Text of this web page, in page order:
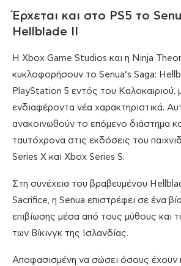
Έρχεται και στο PS5 το
Hellblade II
H Xbox Game Studios και η Ninja
κυκλοφορήσουν το Senua’s Saga:
PlayStation 5 εντός του Καλοκαιριού,
ενδιαφέροντα νέα χαρακτηριστικά.
ανακοινωθούν το επόμενο διάστημα
ταυτόχρονα στις εκδόσεις του
Series X και Xbox Series S.
Στη συνέχεια του βραβευμένου
Sacrifice, η Senua επιστρέφει σε ένα
επιβίωσης μέσα από τους μύθους και
των Βίκινγκ της Ισλανδίας.
Αποφασισμένη να σώσει όσους έχουν